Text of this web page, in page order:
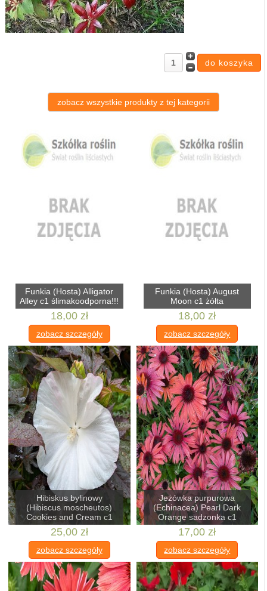
zobacz wszystkie produkty z tej kategorii
Funkia (Hosta) Alligator
Alley c1 ślimakoodporna!!!
18,00 zł
zobacz szczegóły
Funkia (Hosta) August
Moon c1 żółta
18,00 zł
zobacz szczegóły
Hibiskus bylinowy
(Hibiscus moscheutos)
Cookies and Cream c1
25,00 zł
zobacz szczegóły
Jeżówka purpurowa
(Echinacea) Pearl Dark
Orange sadzonka c1
17,00 zł
zobacz szczegóły